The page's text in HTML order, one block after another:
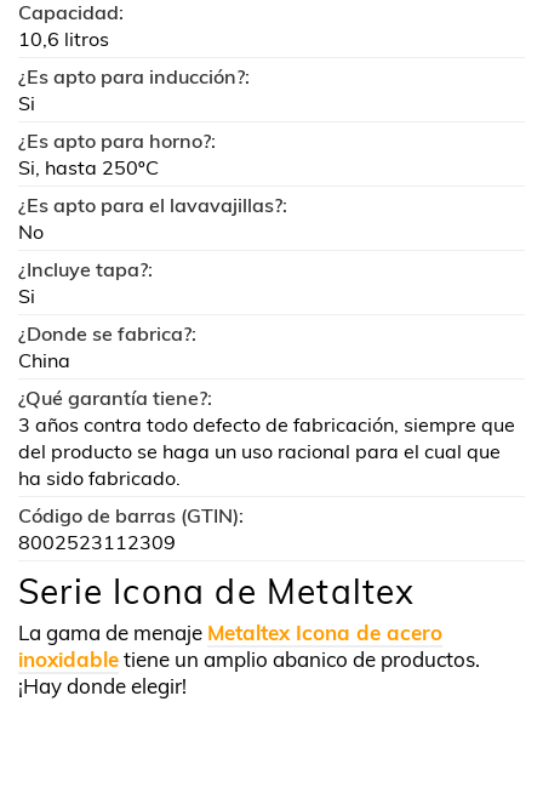
Capacidad:
10,6 litros
¿Es apto para inducción?:
Si
¿Es apto para horno?:
Si, hasta 250ºC
¿Es apto para el lavavajillas?:
No
¿Incluye tapa?:
Si
¿Donde se fabrica?:
China
¿Qué garantía tiene?:
3 años contra todo defecto de fabricación, siempre que
del producto se haga un uso racional para el cual que
ha sido fabricado.
Código de barras (GTIN):
8002523112309
Serie Icona de Metaltex
La gama de menaje Metaltex Icona de acero
inoxidabletiene un amplio abanico de productos.
¡Hay donde elegir!